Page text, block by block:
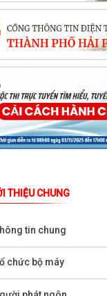
THIỆU CHUNG
tin chung
chức bộ máy
số 73/2026/VBHN-
của Bộ Nông
về xử...
số 3091/QĐ-UBND
tịch UBND thành phố
thủ...
NĐ-CP ngày 13/7/
bản...
phối hợp triển khai
ngừng hoạt động